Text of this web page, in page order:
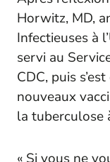
Horwitz, MD,
Infectieuses à
servi au
CDC, puis
nouveaux
la tuberculose